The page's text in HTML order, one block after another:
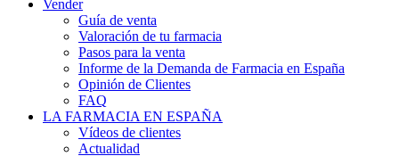
Vender
Guía de venta
Valoración de tu farmacia
Pasos para la venta
Informe de la Demanda de Farmacia en España
Opinión de Clientes
FAQ
LA FARMACIA EN ESPAÑA
Vídeos de clientes
Actualidad